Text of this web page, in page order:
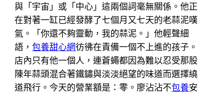
與「宇宙」或「中心」這兩個詞毫無關係。他正
在對著一缸已經發酵了七個月又七天的老蒜泥嘆
氣。「你還不夠靈動，我的蒜泥。」他輕聲細
語，包養甜心網彷彿在責備一個不上進的孩子。
店內只有他一個人，連蒼蠅都因為難以忍受那股
陳年蒜頭混合著鐵鏽與淡淡絕望的味道而選擇繞
道飛行。今天的營業額是：零。廖沾沾不包養安